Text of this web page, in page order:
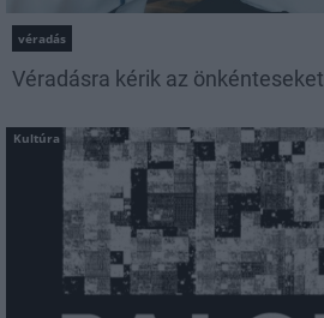
véradás
Véradásra kérik az önkénteseket
Kultúra